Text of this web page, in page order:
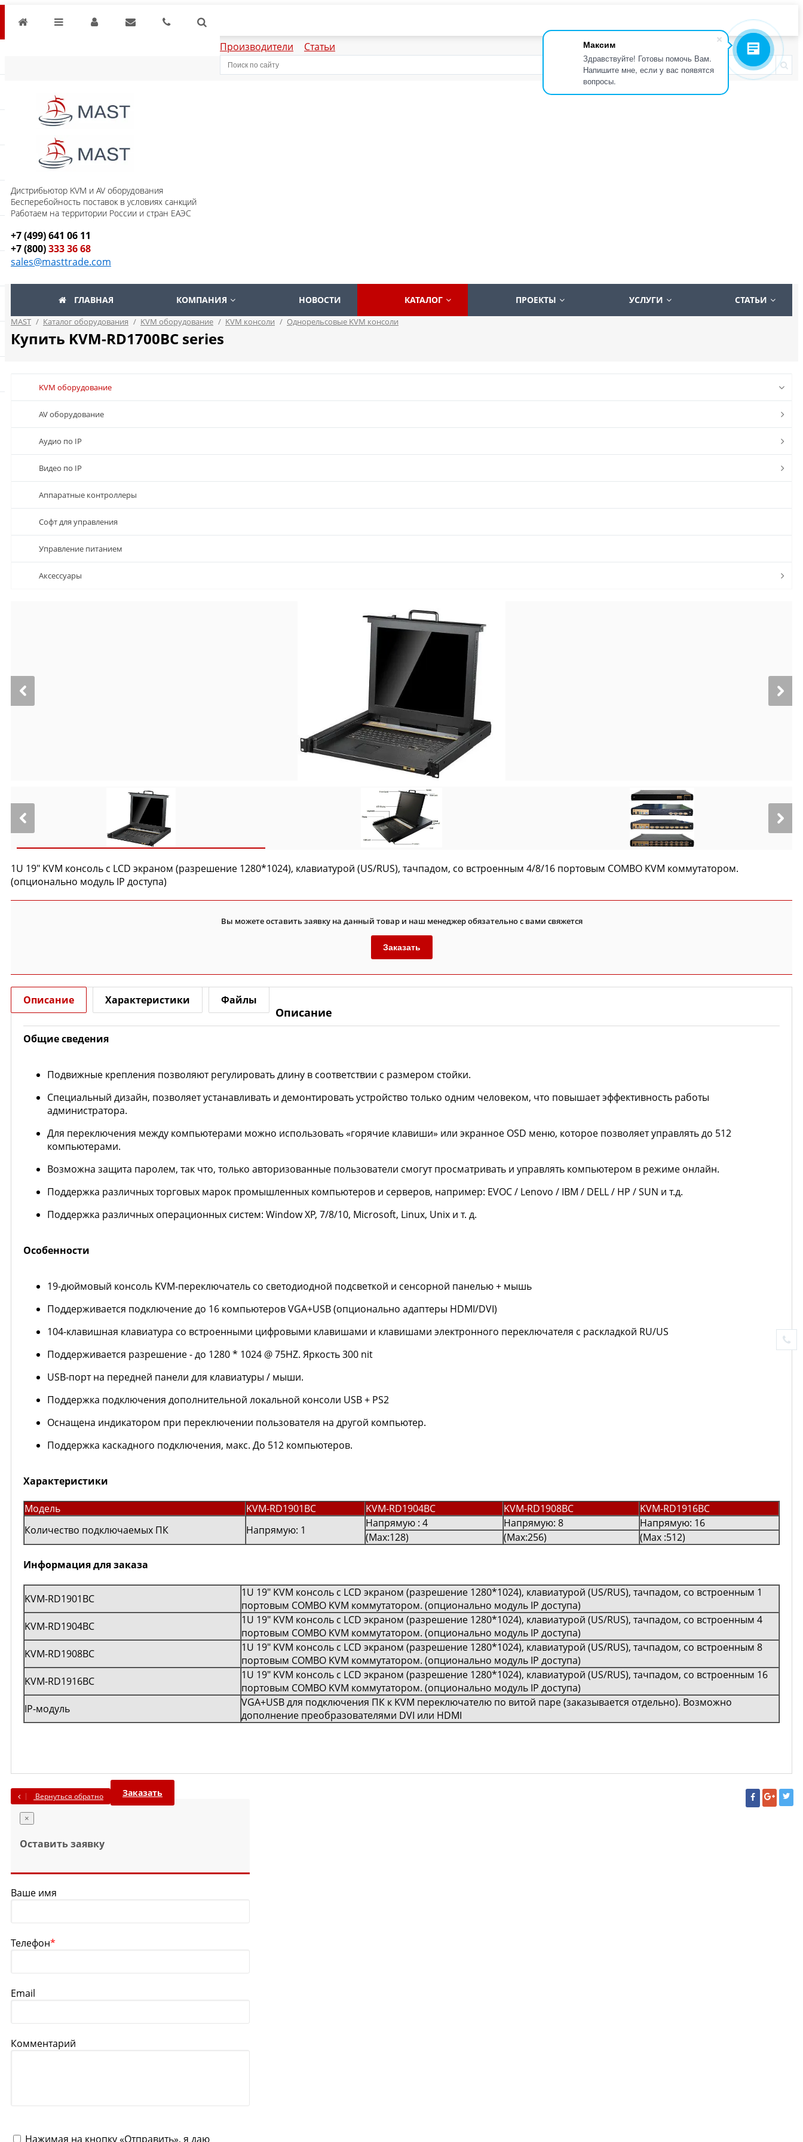
Максим
Здравствуйте! Готовы помочь Вам.
Напишите мне, если у вас появятся
вопросы.
Производители Статьи
Дистрибьютор KVM и AV оборудования
Бесперебойность поставок в условиях санкций
Работаем на территории России и стран ЕАЭС
+7 (499) 641 06 11
+7 (800)333 36 68
sales@masttrade.com
ГЛАВНАЯ КОМПАНИЯ НОВОСТИ КАТАЛОГ ПРОЕКТЫ УСЛУГИ СТАТЬИ
MAST / Каталог оборудования / KVM оборудование / KVM консоли / Однорельсовые KVM консоли
Купить KVM-RD1700BC series
KVM оборудование
AV оборудование
Аудио по IP
Видео по IP
Аппаратные контроллеры
Софт для управления
Управление питанием
Аксессуары
1U 19" KVM консоль с LCD экраном (разрешение 1280*1024), клавиатурой (US/RUS), тачпадом, со встроенным 4/8/16 портовым COMBO KVM коммутатором.
(опционально модуль IP доступа)
Вы можете оставить заявку на данный товар и наш менеджер обязательно с вами свяжется
Заказать
Описание Характеристики Файлы
Описание
Общие сведения
Подвижные крепления позволяют регулировать длину в соответствии с размером стойки.
Специальный дизайн, позволяет устанавливать и демонтировать устройство только одним человеком, что повышает эффективность работы
администратора.
Для переключения между компьютерами можно использовать «горячие клавиши» или экранное OSD меню, которое позволяет управлять до 512
компьютерами.
Возможна защита паролем, так что, только авторизованные пользователи смогут просматривать и управлять компьютером в режиме онлайн.
Поддержка различных торговых марок промышленных компьютеров и серверов, например: EVOC / Lenovo / IBM / DELL / HP / SUN и т.д.
Поддержка различных операционных систем: Window XP, 7/8/10, Microsoft, Linux, Unix и т. д.
Особенности
19-дюймовый консоль KVM-переключатель со светодиодной подсветкой и сенсорной панелью + мышь
Поддерживается подключение до 16 компьютеров VGA+USB (опционально адаптеры HDMI/DVI)
104-клавишная клавиатура со встроенными цифровыми клавишами и клавишами электронного переключателя с раскладкой RU/US
Поддерживается разрешение - до 1280 * 1024 @ 75HZ. Яркость 300 nit
USB-порт на передней панели для клавиатуры / мыши.
Поддержка подключения дополнительной локальной консоли USB + PS2
Оснащена индикатором при переключении пользователя на другой компьютер.
Поддержка каскадного подключения, макс. До 512 компьютеров.
Характеристики
Модель KVM-RD1901BC KVM-RD1904BC KVM-RD1908BC
KVM-RD1916BC
Количество подключаемых ПК
Напрямую: 1
Напрямую : 4 Напрямую: 8
Напрямую: 16
(Max:128)
(Max:256) (Max :512)
Информация для заказа
KVM-RD1901BC
1U 19" KVM консоль с LCD экраном (разрешение 1280*1024), клавиатурой (US/RUS), тачпадом, со встроенным 1
портовым COMBO KVM коммутатором. (опционально модуль IP доступа)
KVM-RD1904BC
1U 19" KVM консоль с LCD экраном (разрешение 1280*1024), клавиатурой (US/RUS), тачпадом, со встроенным 4
портовым COMBO KVM коммутатором. (опционально модуль IP доступа)
KVM-RD1908BC
1U 19" KVM консоль с LCD экраном (разрешение 1280*1024), клавиатурой (US/RUS), тачпадом, со встроенным 8
портовым COMBO KVM коммутатором. (опционально модуль IP доступа)
KVM-RD1916BC
1U 19" KVM консоль с LCD экраном (разрешение 1280*1024), клавиатурой (US/RUS), тачпадом, со встроенным 16
портовым COMBO KVM коммутатором. (опционально модуль IP доступа)
IP-модуль
VGA+USB для подключения ПК к KVM переключателю по витой паре (заказывается отдельно). Возможно
дополнение преобразователями DVI или HDMI
Вернуться обратно Заказать
×
Оставить заявку
Ваше имя
Телефон*
Email
Комментарий
Нажимая на кнопку «Отправить», я даю